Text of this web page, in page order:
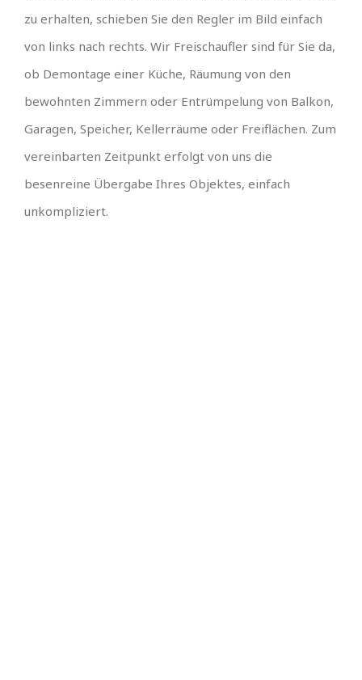
zu erhalten, schieben Sie den Regler im Bild einfach
von links nach rechts. Wir Freischaufler sind für Sie da,
ob Demontage einer Küche, Räumung von den
bewohnten Zimmern oder Entrümpelung von Balkon,
Garagen, Speicher, Kellerräume oder Freiflächen. Zum
vereinbarten Zeitpunkt erfolgt von uns die
besenreine Übergabe Ihres Objektes, einfach
unkompliziert.